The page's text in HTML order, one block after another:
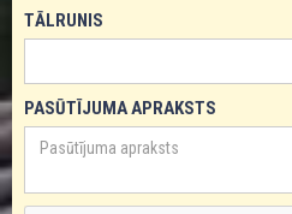
TĀLRUNIS
PASŪTĪJUMA APRAKSTS